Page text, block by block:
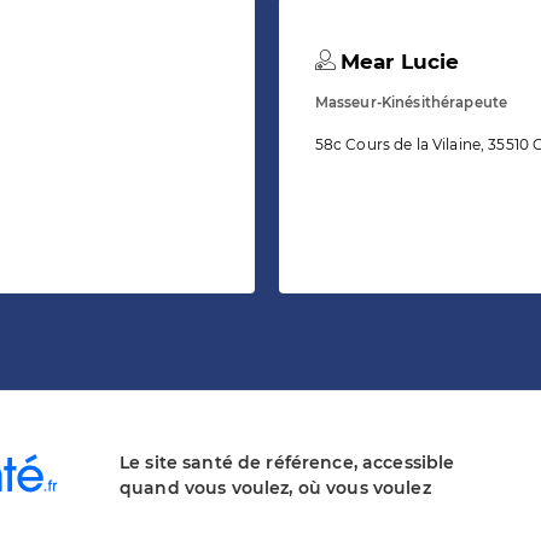
Mear Lucie
Masseur-Kinésithérapeute
58c Cours de la Vilaine, 35510
Le site santé de référence, accessible
quand vous voulez, où vous voulez